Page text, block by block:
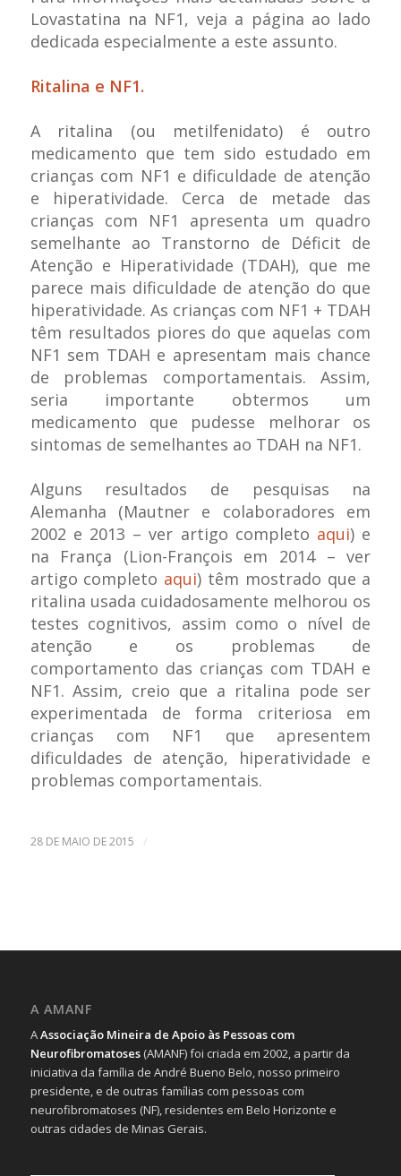
Lovastatina na NF1, veja a página ao lado
dedicada especialmente a este assunto.
Ritalina e NF1.
A ritalina (ou metilfenidato) é outro
medicamento que tem sido estudado em
crianças com NF1 e dificuldade de atenção
e hiperatividade. Cerca de metade das
crianças com NF1 apresenta um quadro
semelhante ao Transtorno de Déficit de
Atenção e Hiperatividade (TDAH), que me
parece mais dificuldade de atenção do que
hiperatividade. As crianças com NF1 + TDAH
têm resultados piores do que aquelas com
NF1 sem TDAH e apresentam mais chance
de problemas comportamentais. Assim,
seria importante obtermos um
medicamento que pudesse melhorar os
sintomas de semelhantes ao TDAH na NF1.
Alguns resultados de pesquisas na
Alemanha (Mautner e colaboradores em
2002 e 2013 – ver artigo completo aqui) e
na França (Lion-François em 2014 – ver
artigo completo aqui) têm mostrado que a
ritalina usada cuidadosamente melhorou os
testes cognitivos, assim como o nível de
atenção e os problemas de
comportamento das crianças com TDAH e
NF1. Assim, creio que a ritalina pode ser
experimentada de forma criteriosa em
crianças com NF1 que apresentem
dificuldades de atenção, hiperatividade e
problemas comportamentais.
28 DE MAIO DE 2015 /
A AMANF
AAssociação Mineira de Apoio às Pessoas com
Neurofibromatoses(AMANF) foi criada em 2002, a partir da
iniciativa da família de André Bueno Belo, nosso primeiro
presidente, e de outras famílias com pessoas com
neurofibromatoses (NF), residentes em Belo Horizonte e
outras cidades de Minas Gerais.